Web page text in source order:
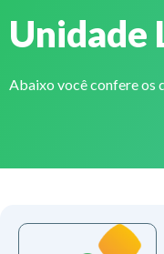
Unidade
Abaixo você confere os